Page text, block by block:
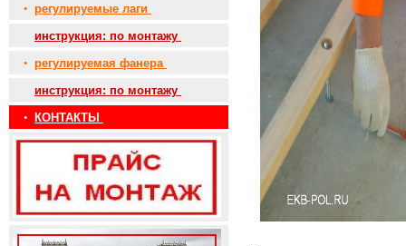
• регулируемые лаги
инструкция: по монтажу
• регулируемая фанера
инструкция: по монтажу
•
КОНТАКТЫ